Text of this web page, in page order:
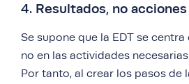
4. Resultados, no acciones
Se supone que la EDT se
no en las actividades
Por tanto, al crear los pasos de